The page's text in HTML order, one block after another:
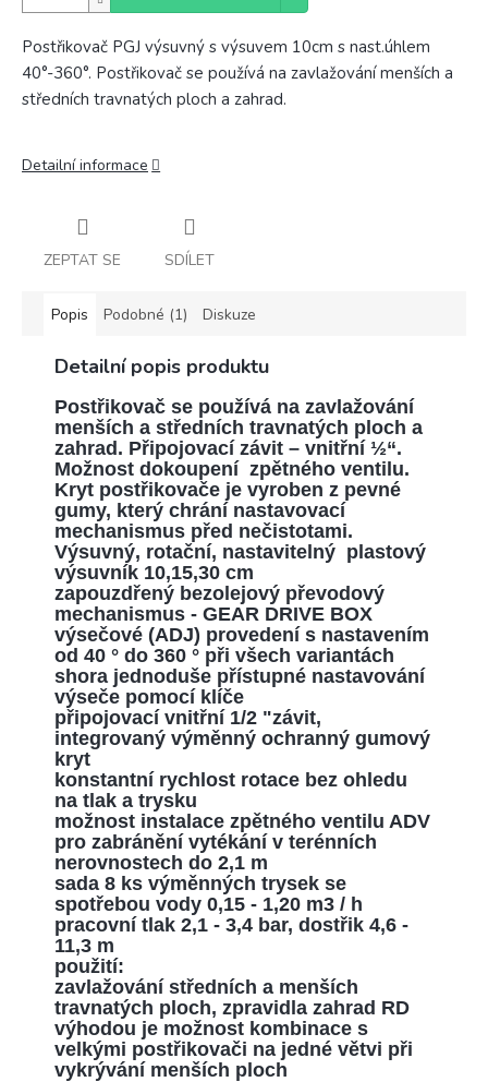
Postřikovač PGJ výsuvný s výsuvem 10cm s nast.úhlem
40°-360°. Postřikovač se používá na zavlažování menších a
středních travnatých ploch a zahrad.
Detailní informace
ZEPTAT SE SDÍLET
Popis Podobné (1) Diskuze
Detailní popis produktu
Postřikovač se používá na zavlažování
menších a středních travnatých ploch a
zahrad. Připojovací závit – vnitřní ½“.
Možnost dokoupení zpětného ventilu.
Kryt postřikovače je vyroben z pevné
gumy, který chrání nastavovací
mechanismus před nečistotami.
Výsuvný, rotační, nastavitelný plastový
výsuvník 10,15,30 cm
zapouzdřený bezolejový převodový
mechanismus - GEAR DRIVE BOX
výsečové (ADJ) provedení s nastavením
od 40 ° do 360 ° při všech variantách
shora jednoduše přístupné nastavování
výseče pomocí klíče
připojovací vnitřní 1/2 "závit,
integrovaný výměnný ochranný gumový
kryt
konstantní rychlost rotace bez ohledu
na tlak a trysku
možnost instalace zpětného ventilu ADV
pro zabránění vytékání v terénních
nerovnostech do 2,1 m
sada 8 ks výměnných trysek se
spotřebou vody 0,15 - 1,20 m3 / h
pracovní tlak 2,1 - 3,4 bar, dostřik 4,6 -
11,3 m
použití:
zavlažování středních a menších
travnatých ploch, zpravidla zahrad RD
výhodou je možnost kombinace s
velkými postřikovači na jedné větvi při
vykrývání menších ploch